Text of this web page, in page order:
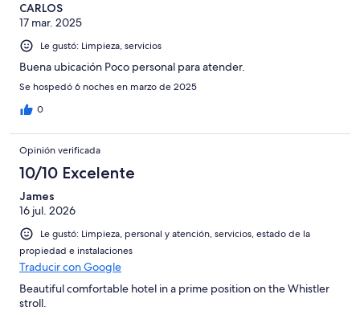
CARLOS
17 mar. 2025
Le gustó: Limpieza, servicios
Buena ubicación Poco personal para atender.
Se hospedó 6 noches en marzo de 2025
0
Opinión verificada
10/10 Excelente
James
16 jul. 2026
Le gustó: Limpieza, personal y atención, servicios, estado de la
propiedad e instalaciones
Traducir con Google
Beautiful comfortable hotel in a prime position on the Whistler
stroll.